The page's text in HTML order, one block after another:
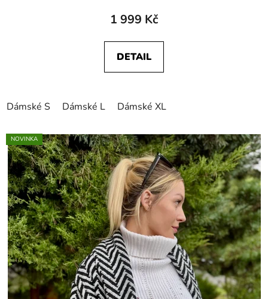
1 999 Kč
DETAIL
Dámské S Dámské L Dámské XL
NOVINKA